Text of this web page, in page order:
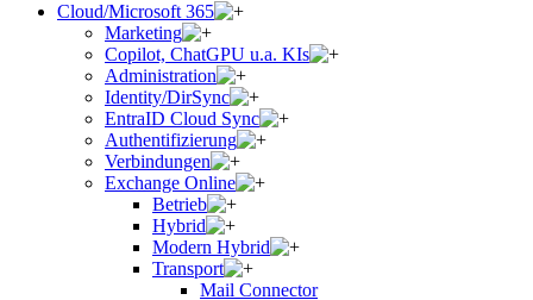
Cloud/Microsoft 365
Marketing
Copilot, ChatGPU u.a. KIs
Administration
Identity/DirSync
EntraID Cloud Sync
Authentifizierung
Verbindungen
Exchange Online
Betrieb
Hybrid
Modern Hybrid
Transport
Mail Connector